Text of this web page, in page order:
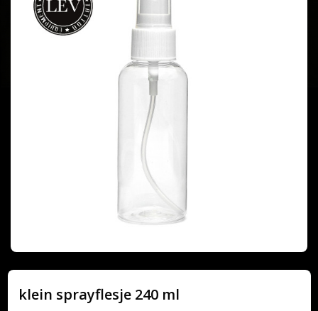
klein sprayflesje 240 ml